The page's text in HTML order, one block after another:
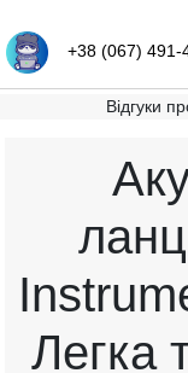
+38 (067) 491-
Відгуки
Легка